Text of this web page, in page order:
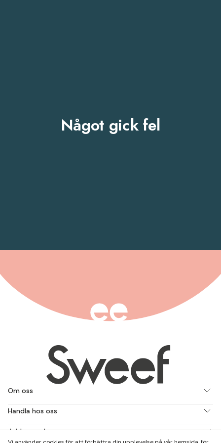
Något gick fel
Om oss
Handla hos oss
Jobba med oss